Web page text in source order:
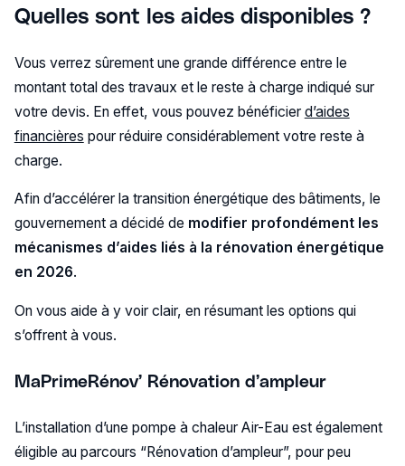
Quelles sont les aides disponibles ?
Vous verrez sûrement une grande différence entre le
montant total des travaux et le reste à charge indiqué sur
votre devis. En effet, vous pouvez bénéficier d’aides
financières pour réduire considérablement votre reste à
charge.
Afin d’accélérer la transition énergétique des bâtiments, le
gouvernement a décidé de modifier profondément les
mécanismes d’aides liés à la rénovation énergétique
en 2026.
On vous aide à y voir clair, en résumant les options qui
s’offrent à vous.
MaPrimeRénov’ Rénovation d’ampleur
L’installation d’une pompe à chaleur Air-Eau est également
éligible au parcours “Rénovation d’ampleur”, pour peu